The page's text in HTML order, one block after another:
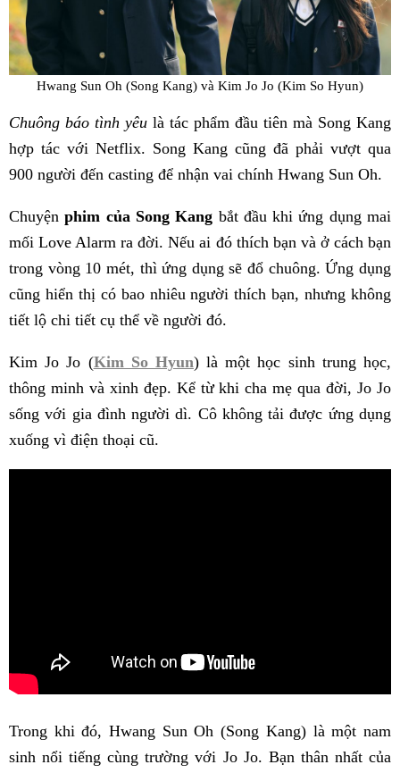
Hwang Sun Oh (Song Kang) và Kim Jo Jo (Kim So Hyun)
Chuông báo tình yêu là tác phẩm đầu tiên mà Song Kang
hợp tác với Netflix. Song Kang cũng đã phải vượt qua
900 người đến casting để nhận vai chính Hwang Sun Oh.
Chuyệnphim của Song Kang bắt đầu khi ứng dụng mai
mối Love Alarm ra đời. Nếu ai đó thích bạn và ở cách bạn
trong vòng 10 mét, thì ứng dụng sẽ đổ chuông. Ứng dụng
cũng hiển thị có bao nhiêu người thích bạn, nhưng không
tiết lộ chi tiết cụ thể về người đó.
Kim Jo Jo (Kim So Hyun) là một học sinh trung học,
thông minh và xinh đẹp. Kể từ khi cha mẹ qua đời, Jo Jo
sống với gia đình người dì. Cô không tải được ứng dụng
xuống vì điện thoại cũ.
Trong khi đó, Hwang Sun Oh (Song Kang) là một nam
sinh nổi tiếng cùng trường với Jo Jo. Bạn thân nhất của